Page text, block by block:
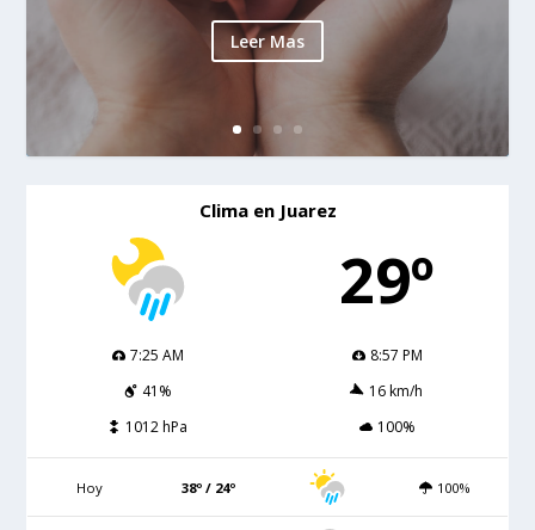
Leer Mas
Clima en Juarez
29º
7:25 AM
8:57 PM
41%
16 km/h
1012 hPa
100%
Hoy 38º / 24º 100%